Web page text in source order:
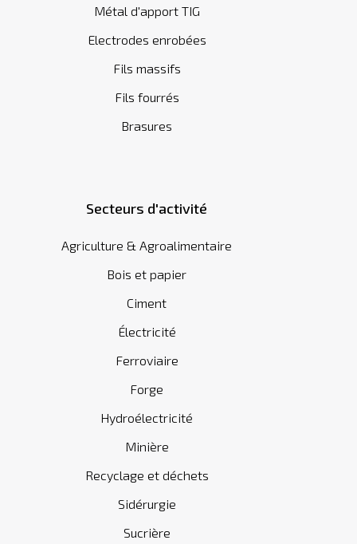
Métal d'apport TIG
Electrodes enrobées
Fils massifs
Fils fourrés
Brasures
Secteurs d'activité
Agriculture & Agroalimentaire
Bois et papier
Ciment
Électricité
Ferroviaire
Forge
Hydroélectricité
Minière
Recyclage et déchets
Sidérurgie
Sucrière